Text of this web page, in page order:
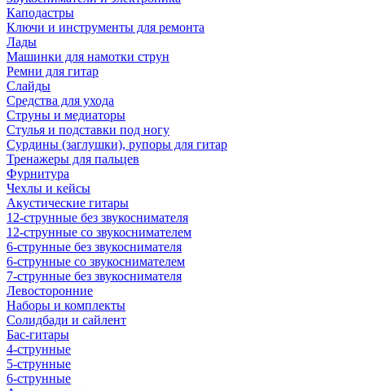
Каподастры
Ключи и инструменты для ремонта
Лады
Машинки для намотки струн
Ремни для гитар
Слайды
Средства для ухода
Струны и медиаторы
Стулья и подставки под ногу
Сурдины (заглушки), рупоры для гитар
Тренажеры для пальцев
Фурнитура
Чехлы и кейсы
Акустические гитары
12-струнные без звукоснимателя
12-струнные со звукоснимателем
6-струнные без звукоснимателя
6-струнные со звукоснимателем
7-струнные без звукоснимателя
Левосторонние
Наборы и комплекты
Солидбади и сайлент
Бас-гитары
4-струнные
5-струнные
6-струнные